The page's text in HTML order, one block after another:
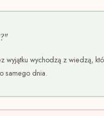
wyjątku wychodzą z wiedzą,
samego dnia.